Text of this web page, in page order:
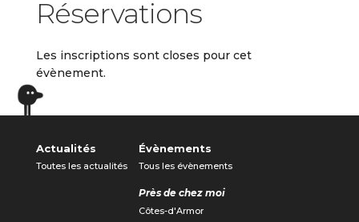
Réservations
Les inscriptions sont closes pour cet
évènement.
Actualités
Toutes les actualités
Évènements
Tous les évènements
Près de chez moi
Côtes-d'Armor